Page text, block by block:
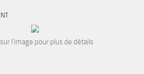
l'image pour plus de détails